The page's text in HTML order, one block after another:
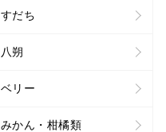
すだち
八朔
ベリー
みかん・柑橘類